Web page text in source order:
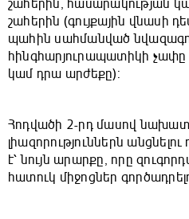
շահերին, հասարակության
շահերին (գույքային վնասի
պահին սահմանված
հինգհարյուրապատիկի
կամ դրա արժեքը):
Հոդվածի 2-րդ մասով
լիազորություններն
է՝ նույն արարքը, որը
հատուկ միջոցներ